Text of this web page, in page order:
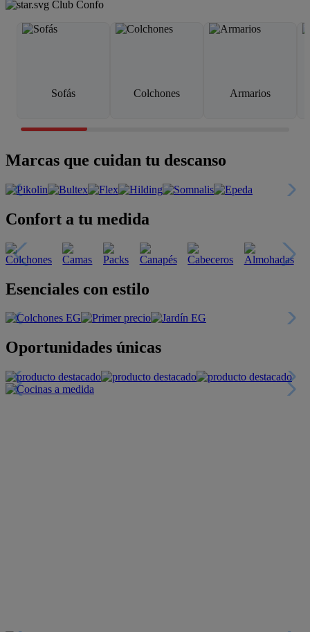
Club Confo
Sofás Colchones Armarios
Marcas que cuidan tu descanso
Confort a tu medida
Esenciales con estilo
Oportunidades únicas